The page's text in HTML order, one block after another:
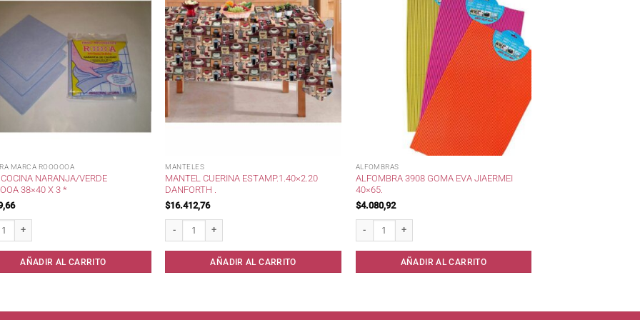
MARCA ROOOOOA
NARANJA/VERDE
38×40 X 3 *
AÑADIR AL CARRITO
MANTELES
MANTEL CUERINA ESTAMP.1.40×2.20
DANFORTH .
$16.412,76
AÑADIR AL CARRITO
ALFOMBRAS
ALFOMBRA 3908 GOMA EVA JIAERMEI
40×65.
$4.080,92
AÑADIR AL CARRITO